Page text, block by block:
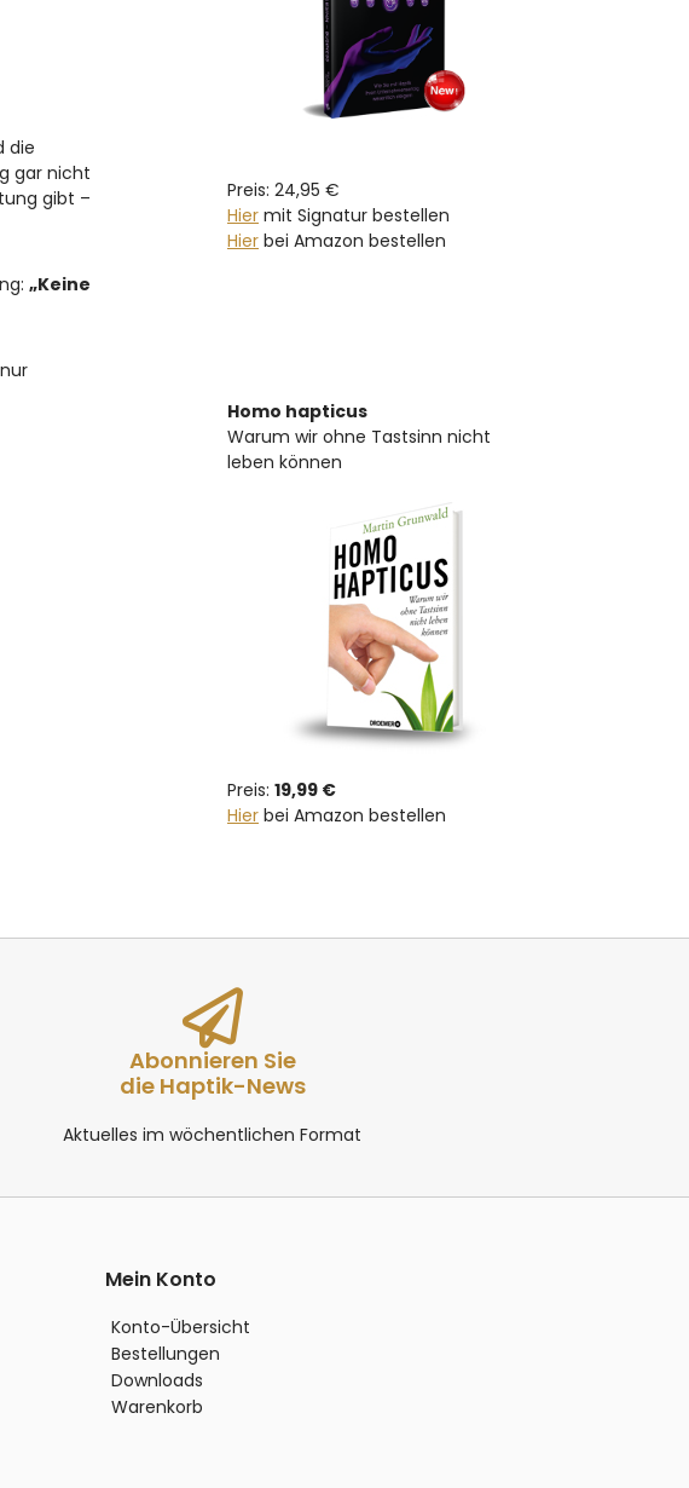
die
gar nicht
gibt –
„Keine
Preis: 24,95 €
Hier mit Signatur bestellen
Hier bei Amazon bestellen
Homo hapticus
Warum wir ohne Tastsinn nicht
leben können
Preis: 19,99 €
Hier bei Amazon bestellen
Abonnieren Sie
die Haptik-News
Aktuelles im wöchentlichen Format
Mein Konto
Konto-Übersicht
Bestellungen
Downloads
Warenkorb